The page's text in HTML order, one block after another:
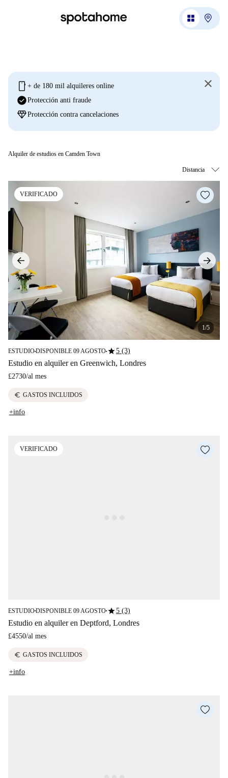
mobile + de 180 mil alquileres online
check_circleProtección anti fraude
diamondProtección contra cancelaciones
Alquiler de estudios en Camden Town
VERIFICADO
1/5
ESTUDIO■DISPONIBLE 09 AGOSTO■star5 (3)
Estudio en alquiler en Greenwich, Londres
£2730/al mes
euro GASTOS INCLUIDOS
+info
VERIFICADO
ESTUDIO■DISPONIBLE 09 AGOSTO■star5 (3)
Estudio en alquiler en Deptford, Londres
£4550/al mes
euro GASTOS INCLUIDOS
+info